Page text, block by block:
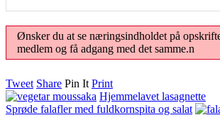
Ønsker du at se næringsindholdet på
medlem og få adgang med det samme.n
Tweet Share Pin It Print
Hjemmelavet lasagnette
Sprøde falafler med fuldkornspita og salat